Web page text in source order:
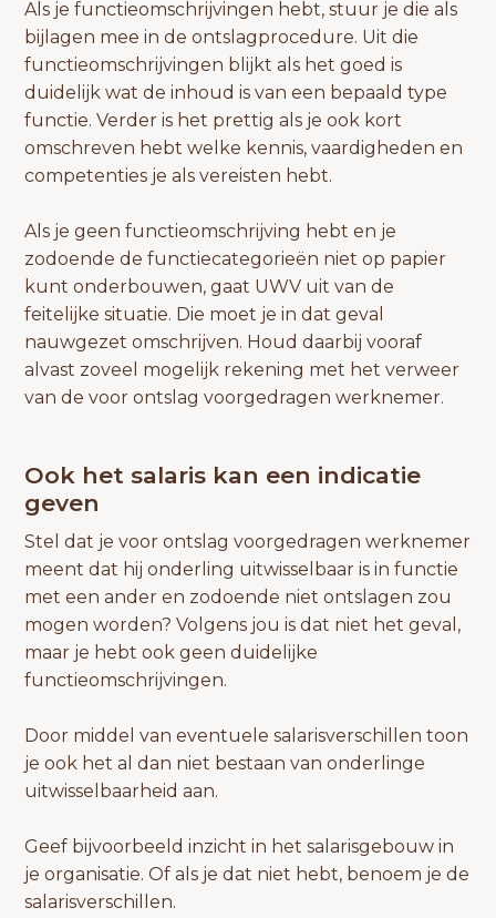
Als je functieomschrijvingen hebt, stuur je die als
bijlagen mee in de ontslagprocedure. Uit die
functieomschrijvingen blijkt als het goed is
duidelijk wat de inhoud is van een bepaald type
functie. Verder is het prettig als je ook kort
omschreven hebt welke kennis, vaardigheden en
competenties je als vereisten hebt.
Als je geen functieomschrijving hebt en je
zodoende de functiecategorieën niet op papier
kunt onderbouwen, gaat UWV uit van de
feitelijke situatie. Die moet je in dat geval
nauwgezet omschrijven. Houd daarbij vooraf
alvast zoveel mogelijk rekening met het verweer
van de voor ontslag voorgedragen werknemer.
Ook het salaris kan een indicatie
geven
Stel dat je voor ontslag voorgedragen werknemer
meent dat hij onderling uitwisselbaar is in functie
met een ander en zodoende niet ontslagen zou
mogen worden? Volgens jou is dat niet het geval,
maar je hebt ook geen duidelijke
functieomschrijvingen.
Door middel van eventuele salarisverschillen toon
je ook het al dan niet bestaan van onderlinge
uitwisselbaarheid aan.
Geef bijvoorbeeld inzicht in het salarisgebouw in
je organisatie. Of als je dat niet hebt, benoem je de
salarisverschillen.